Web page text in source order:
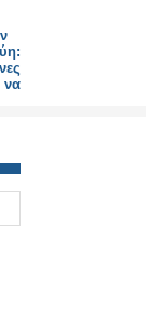
να